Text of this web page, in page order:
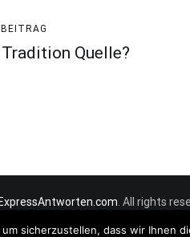
Quelle?
ExpressAntworten.com. All rights
sicherzustellen, dass wir Ihnen